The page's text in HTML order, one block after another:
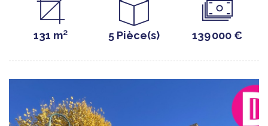
131 m² 5 Pièce(s) 139 000 €